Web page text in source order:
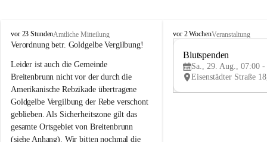
B
r
i
t
e
n
b
r
u
vor 23 StundenAmtliche Mitteilung
Verordnung betr. Goldgelbe Vergilbung!
Leider ist auch die Gemeinde
Breitenbrunn nicht vor der durch die
Amerikanische Rebzikade übertragene
Goldgelbe Vergilbung der Rebe verschont
geblieben. Als Sicherheitszone gilt das
gesamte Ortsgebiet von Breitenbrunn
(siehe Anhang). Wir bitten nochmal die
B
e
vor 2 WochenVeranstaltung
Blutspenden
Sa., 29. Aug., 07:00 -